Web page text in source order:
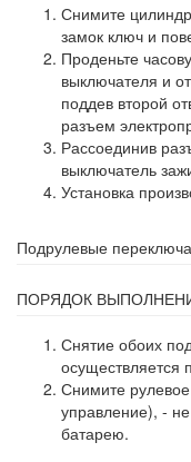
Снимите
замок ключ и
Проденьте
выключателя и
поддев второй
разъем
Рассоединив
выключатель
Установка
Подрулевые
ПОРЯДОК
Снятие обоих
осуществляется
Снимите
управление), -
батарею.